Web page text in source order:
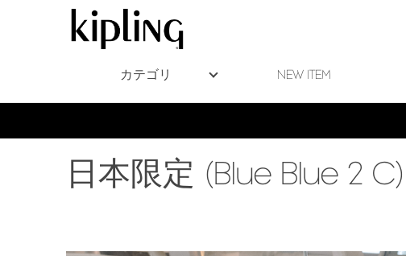
カテゴリ NEW ITEM
日本限定 (Blue Blue 2 C)